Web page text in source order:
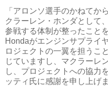
「アロンソ選手のかねてか
クラーレン・ホンダとして
参戦する体制が整ったこと
Hondaがエンジンサプライ
ロジェクトの一翼を担うこ
じていますし、マクラーレ
し、プロジェクトへの協力
ッティ氏に感謝を申し上げま